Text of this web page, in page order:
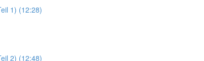
1) (12:28)
2) (12:48)